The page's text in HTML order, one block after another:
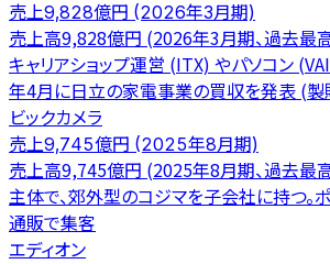
売上9,828億円 (2026年3月期)
売上高9,828億円 (2026年3月期、過去最
キャリアショップ運営 (ITX) やパソコン
年4月に日立の家電事業の買収を発表 (
ビックカメラ
売上9,745億円 (2025年8月期)
売上高9,745億円 (2025年8月期、過去最
主体で、郊外型のコジマを子会社に持つ。
通販で集客
エディオン